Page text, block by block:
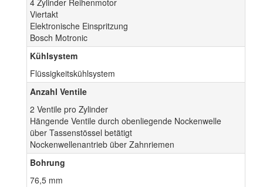
4 Zylinder Reihenmotor
Viertakt
Elektronische Einspritzung
Bosch Motronic
Kühlsystem
Flüssigkeitskühlsystem
Anzahl Ventile
2 Ventile pro Zylinder
Hängende Ventile durch obenliegende Nockenwelle
über Tassenstössel betätigt
Nockenwellenantrieb über Zahnriemen
Bohrung
76,5 mm